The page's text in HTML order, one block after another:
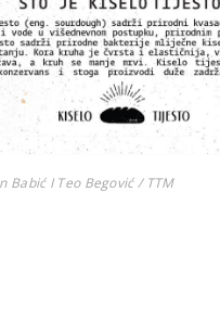
Babić I Teo Begović / TTM